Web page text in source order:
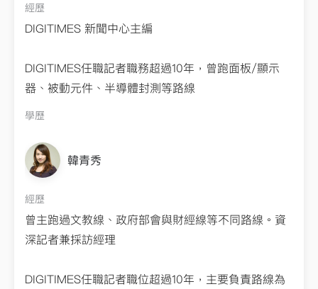
經歷
DIGITIMES 新聞中心主編
DIGITIMES任職記者職務超過10年，曾跑面板/顯示
器、被動元件、半導體封測等路線
學歷
韓青秀
經歷
曾主跑過文教線、政府部會與財經線等不同路線。資
深記者兼採訪經理
DIGITIMES任職記者職位超過10年，主要負責路線為